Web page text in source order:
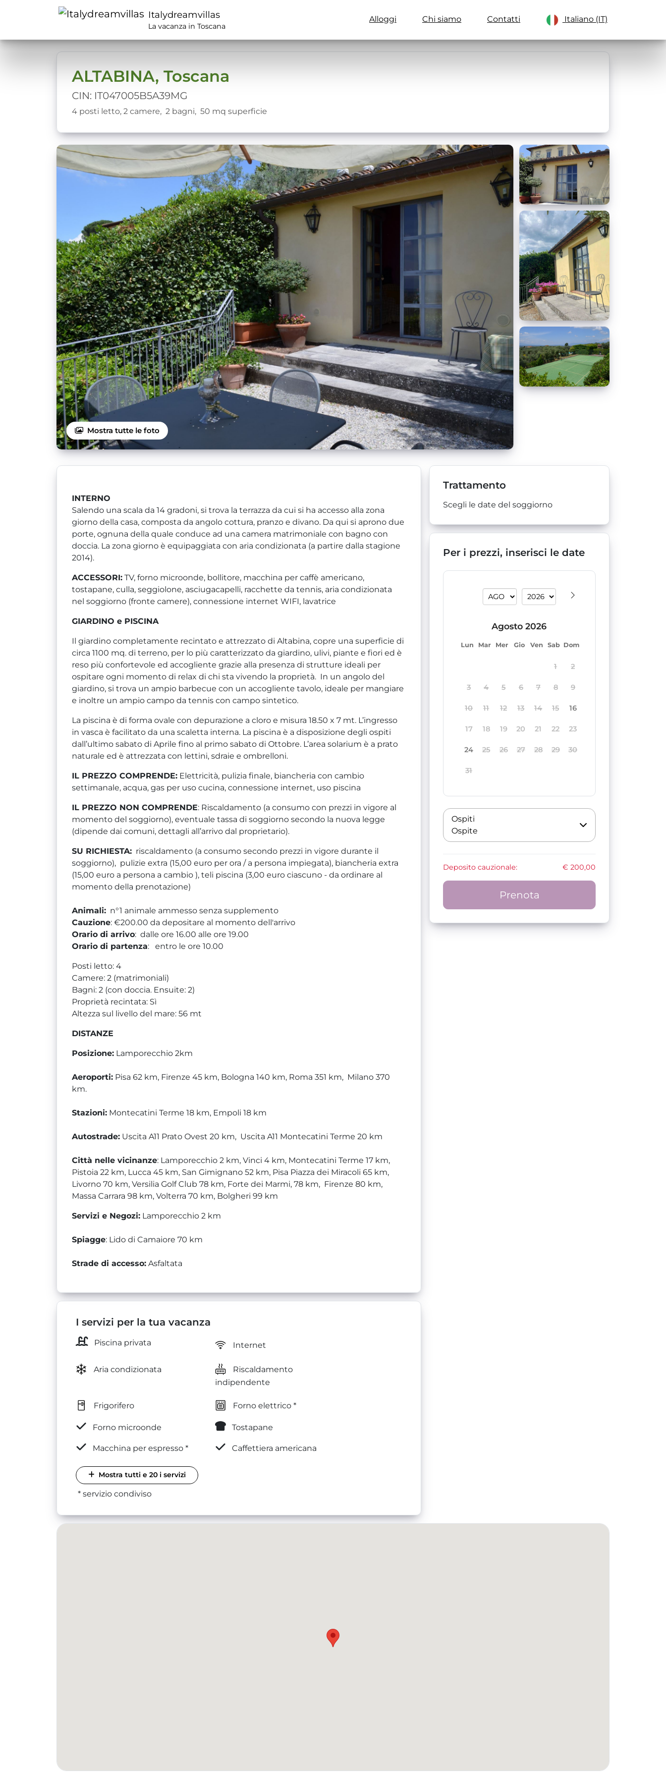
Italydreamvillas
La vacanza in Toscana
Alloggi Chi siamo Contatti Italiano (IT)
ALTABINA, Toscana
CIN: IT047005B5A39MG
4 posti letto, 2 camere, 2 bagni, 50 mq superficie
Mostra tutte le foto
INTERNO
Salendo una scala da 14 gradoni, si trova la terrazza da cui si ha accesso alla zona
giorno della casa, composta da angolo cottura, pranzo e divano. Da qui si aprono due
porte, ognuna della quale conduce ad una camera matrimoniale con bagno con
doccia. La zona giorno è equipaggiata con aria condizionata (a partire dalla stagione
2014).
ACCESSORI: TV, forno microonde, bollitore, macchina per caffè americano,
tostapane, culla, seggiolone, asciugacapelli, racchette da tennis, aria condizionata
nel soggiorno (fronte camere), connessione internet WIFI, lavatrice
GIARDINO e PISCINA
Il giardino completamente recintato e attrezzato di Altabina, copre una superficie di
circa 1100 mq. di terreno, per lo più caratterizzato da giardino, ulivi, piante e fiori ed è
reso più confortevole ed accogliente grazie alla presenza di strutture ideali per
ospitare ogni momento di relax di chi sta vivendo la proprietà. In un angolo del
giardino, si trova un ampio barbecue con un accogliente tavolo, ideale per mangiare
e inoltre un ampio campo da tennis con campo sintetico.
La piscina è di forma ovale con depurazione a cloro e misura 18.50 x 7 mt. L’ingresso
in vasca è facilitato da una scaletta interna. La piscina è a disposizione degli ospiti
dall’ultimo sabato di Aprile fino al primo sabato di Ottobre. L’area solarium è a prato
naturale ed è attrezzata con lettini, sdraie e ombrelloni.
IL PREZZO COMPRENDE: Elettricità, pulizia finale, biancheria con cambio
settimanale, acqua, gas per uso cucina, connessione internet, uso piscina
IL PREZZO NON COMPRENDE: Riscaldamento (a consumo con prezzi in vigore al
momento del soggiorno), eventuale tassa di soggiorno secondo la nuova legge
(dipende dai comuni, dettagli all’arrivo dal proprietario).
SU RICHIESTA: riscaldamento (a consumo secondo prezzi in vigore durante il
soggiorno), pulizie extra (15,00 euro per ora / a persona impiegata), biancheria extra
(15,00 euro a persona a cambio ), teli piscina (3,00 euro ciascuno - da ordinare al
momento della prenotazione)
Animali: n°1 animale ammesso senza supplemento
Cauzione: €200.00 da depositare al momento dell'arrivo
Orario di arrivo: dalle ore 16.00 alle ore 19.00
Orario di partenza: entro le ore 10.00
Posti letto: 4
Camere: 2 (matrimoniali)
Bagni: 2 (con doccia. Ensuite: 2)
Proprietà recintata: Sì
Altezza sul livello del mare: 56 mt
DISTANZE
Posizione: Lamporecchio 2km
Aeroporti: Pisa 62 km, Firenze 45 km, Bologna 140 km, Roma 351 km, Milano 370
km.
Stazioni: Montecatini Terme 18 km, Empoli 18 km
Autostrade: Uscita A11 Prato Ovest 20 km, Uscita A11 Montecatini Terme 20 km
Città nelle vicinanze: Lamporecchio 2 km, Vinci 4 km, Montecatini Terme 17 km,
Pistoia 22 km, Lucca 45 km, San Gimignano 52 km, Pisa Piazza dei Miracoli 65 km,
Livorno 70 km, Versilia Golf Club 78 km, Forte dei Marmi, 78 km, Firenze 80 km,
Massa Carrara 98 km, Volterra 70 km, Bolgheri 99 km
Servizi e Negozi: Lamporecchio 2 km
Spiagge: Lido di Camaiore 70 km
Strade di accesso: Asfaltata
I servizi per la tua vacanza
Piscina privata Internet
Aria condizionata
Riscaldamento
indipendente
Frigorifero Forno elettrico *
Forno microonde Tostapane
Macchina per espresso * Caffettiera americana
Mostra tutti e 20 i servizi
* servizio condiviso
Trattamento
Scegli le date del soggiorno
Per i prezzi, inserisci le date
agosto 2026
lun mar mer gio ven sab dom
1 2
3 4 5 6 7 8 9
10 11 12 13 14 15 16
17 18 19 20 21 22 23
24 25 26 27 28 29 30
31
Ospiti
Ospite
Deposito cauzionale: € 200,00
Prenota